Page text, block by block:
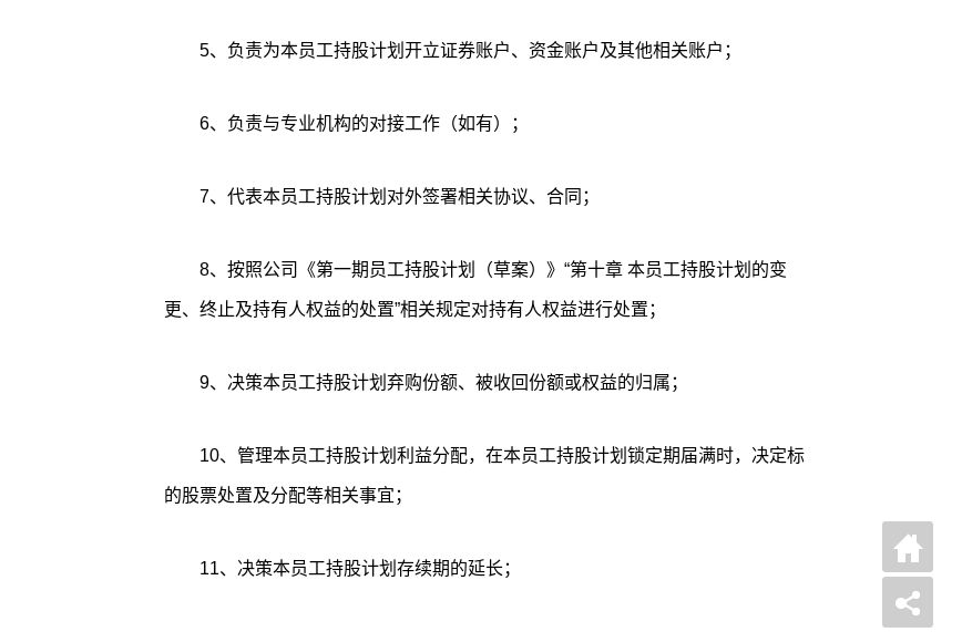
5、负责为本员工持股计划开立证券账户、资金账户及其他相关账户；
6、负责与专业机构的对接工作（如有）；
7、代表本员工持股计划对外签署相关协议、合同；
8、按照公司《第一期员工持股计划（草案）》“第十章 本员工持股计划的变
更、终止及持有人权益的处置”相关规定对持有人权益进行处置；
9、决策本员工持股计划弃购份额、被收回份额或权益的归属；
10、管理本员工持股计划利益分配，在本员工持股计划锁定期届满时，决定标
的股票处置及分配等相关事宜；
11、决策本员工持股计划存续期的延长；